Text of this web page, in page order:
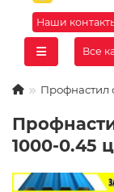
Наши
Все
Профнастил
1000-0.45